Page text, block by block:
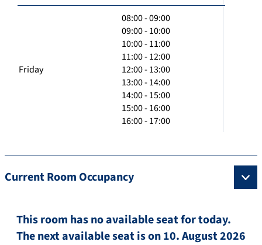
Friday
08:00 - 09:00
09:00 - 10:00
10:00 - 11:00
11:00 - 12:00
12:00 - 13:00
13:00 - 14:00
14:00 - 15:00
15:00 - 16:00
16:00 - 17:00
Current Room Occupancy
This room has no available seat for today.
The next available seat is on 10. August 2026